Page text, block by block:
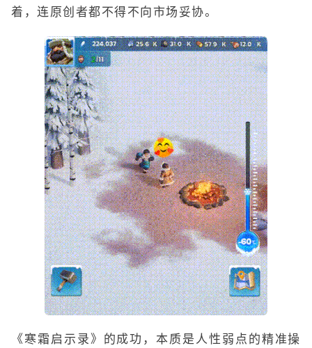
着，连原创者都不得不向市场妥协。
《寒霜启示录》的成功，本质是人性弱点的精准操